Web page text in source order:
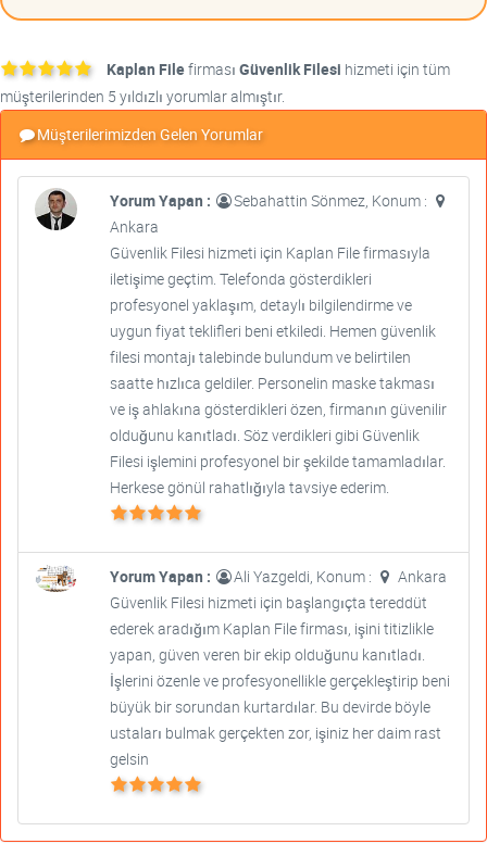
Kaplan Filefirması Güvenlik Filesi hizmeti için tüm
müşterilerinden 5 yıldızlı yorumlar almıştır.
Müşterilerimizden Gelen Yorumlar
Yorum Yapan :
Sebahattin Sönmez, Konum :
Ankara
Güvenlik Filesi hizmeti için Kaplan File firmasıyla
iletişime geçtim. Telefonda gösterdikleri
profesyonel yaklaşım, detaylı bilgilendirme ve
uygun fiyat teklifleri beni etkiledi. Hemen güvenlik
filesi montajı talebinde bulundum ve belirtilen
saatte hızlıca geldiler. Personelin maske takması
ve iş ahlakına gösterdikleri özen, firmanın güvenilir
olduğunu kanıtladı. Söz verdikleri gibi Güvenlik
Filesi işlemini profesyonel bir şekilde tamamladılar.
Herkese gönül rahatlığıyla tavsiye ederim.
Yorum Yapan : Ali Yazgeldi, Konum :
Ankara
Güvenlik Filesi hizmeti için başlangıçta tereddüt
ederek aradığım Kaplan File firması, işini titizlikle
yapan, güven veren bir ekip olduğunu kanıtladı.
İşlerini özenle ve profesyonellikle gerçekleştirip beni
büyük bir sorundan kurtardılar. Bu devirde böyle
ustaları bulmak gerçekten zor, işiniz her daim rast
gelsin